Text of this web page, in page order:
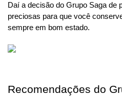
Daí a decisão do Grupo Saga de
preciosas para que você
sempre em bom estado.
Recomendações do